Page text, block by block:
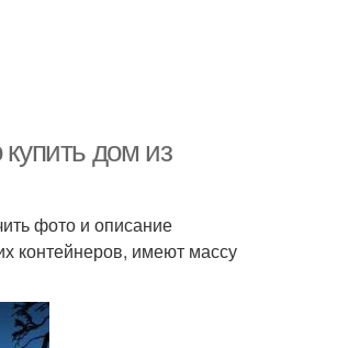
дом из
фото и описание
контейнеров, имеют массу